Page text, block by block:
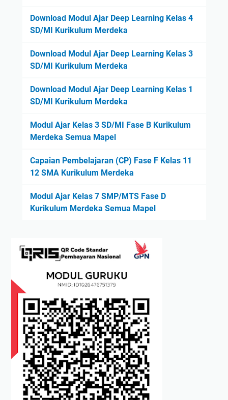
Download Modul Ajar Deep Learning Kelas 4
SD/MI Kurikulum Merdeka
Download Modul Ajar Deep Learning Kelas 3
SD/MI Kurikulum Merdeka
Download Modul Ajar Deep Learning Kelas 1
SD/MI Kurikulum Merdeka
Modul Ajar Kelas 3 SD/MI Fase B Kurikulum
Merdeka Semua Mapel
Capaian Pembelajaran (CP) Fase F Kelas 11
12 SMA Kurikulum Merdeka
Modul Ajar Kelas 7 SMP/MTS Fase D
Kurikulum Merdeka Semua Mapel